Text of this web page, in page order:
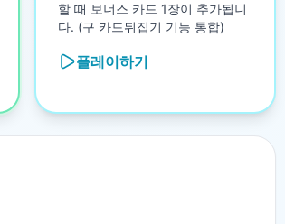
할 때 보너스 카드 1장이 추가됩니
다. (구 카드뒤집기 기능 통합)
플레이하기